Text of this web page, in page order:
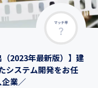
マッチ率
（2023年最新版）】建
システム開発をお任
業／